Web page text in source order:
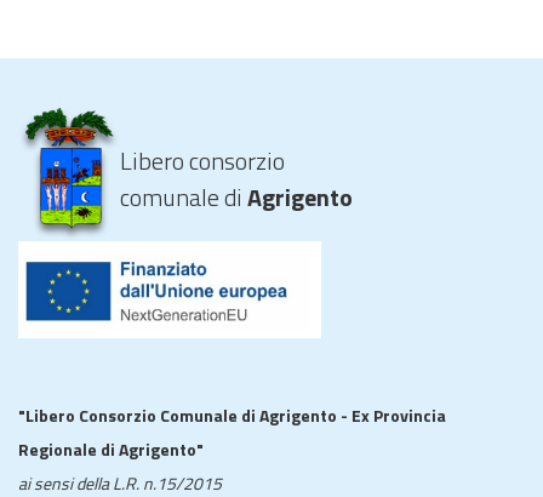
Libero consorzio
comunale diAgrigento
"Libero Consorzio Comunale di Agrigento - Ex Provincia
Regionale di Agrigento"
ai sensi della L.R. n.15/2015